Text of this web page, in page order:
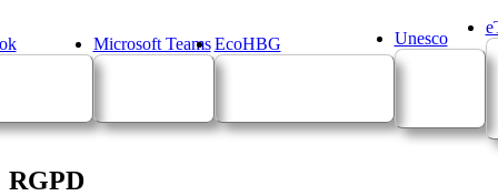
Microsoft Teams EcoHBG Unesco
RGPD